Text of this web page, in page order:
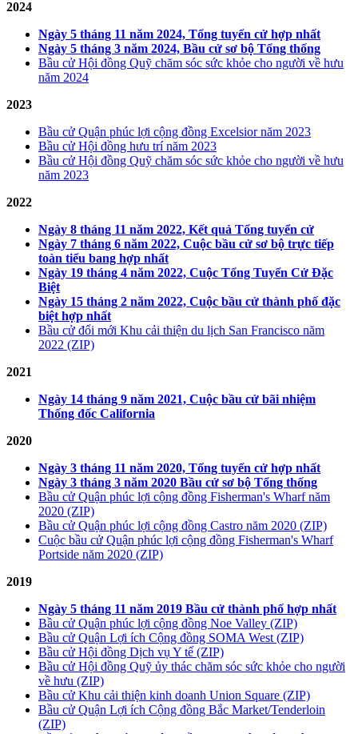
2024
Ngày 5 tháng 11 năm 2024, Tổng tuyển cử hợp nhất
Ngày 5 tháng 3 năm 2024, Bầu cử sơ bộ Tổng thống
Bầu cử Hội đồng Quỹ chăm sóc sức khỏe cho người về hưu
năm 2024
2023
Bầu cử Quận phúc lợi cộng đồng Excelsior năm 2023
Bầu cử Hội đồng hưu trí năm 2023
Bầu cử Hội đồng Quỹ chăm sóc sức khỏe cho người về hưu
năm 2023
2022
Ngày 8 tháng 11 năm 2022, Kết quả Tổng tuyển cử
Ngày 7 tháng 6 năm 2022, Cuộc bầu cử sơ bộ trực tiếp
toàn tiểu bang hợp nhất
Ngày 19 tháng 4 năm 2022, Cuộc Tổng Tuyển Cử Đặc
Biệt
Ngày 15 tháng 2 năm 2022, Cuộc bầu cử thành phố đặc
biệt hợp nhất
Bầu cử đổi mới Khu cải thiện du lịch San Francisco năm
2022 (ZIP)
2021
Ngày 14 tháng 9 năm 2021, Cuộc bầu cử bãi nhiệm
Thống đốc California
2020
Ngày 3 tháng 11 năm 2020, Tổng tuyển cử hợp nhất
Ngày 3 tháng 3 năm 2020 Bầu cử sơ bộ Tổng thống
Bầu cử Quận phúc lợi cộng đồng Fisherman's Wharf năm
2020 (ZIP)
Bầu cử Quận phúc lợi cộng đồng Castro năm 2020 (ZIP)
Cuộc bầu cử Quận phúc lợi cộng đồng Fisherman's Wharf
Portside năm 2020 (ZIP)
2019
Ngày 5 tháng 11 năm 2019 Bầu cử thành phố hợp nhất
Bầu cử Quận phúc lợi cộng đồng Noe Valley (ZIP)
Bầu cử Quận Lợi ích Cộng đồng SOMA West (ZIP)
Bầu cử Hội đồng Dịch vụ Y tế (ZIP)
Bầu cử Hội đồng Quỹ ủy thác chăm sóc sức khỏe cho người
về hưu (ZIP)
Bầu cử Khu cải thiện kinh doanh Union Square (ZIP)
Bầu cử Quận Lợi ích Cộng đồng Bắc Market/Tenderloin
(ZIP)